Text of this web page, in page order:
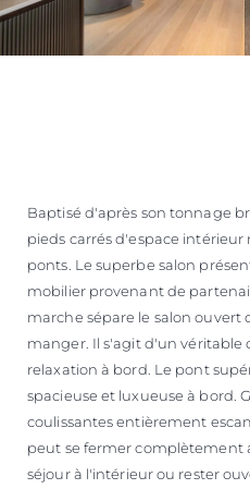
Baptisé d'après son tonnage
pieds carrés d'espace
ponts. Le superbe salon
mobilier provenant de
marche sépare le salon ouvert
manger. Il s'agit d'un
relaxation à bord. Le pont
spacieuse et luxueuse à bord.
coulissantes entièrement
peut se fermer complètement
séjour à l'intérieur ou rester